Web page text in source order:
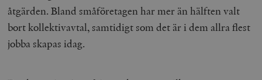
åtgärden. Bland småföretagen har mer än hälften valt
bort kollektivavtal, samtidigt som det är i dem allra flest
jobba skapas idag.